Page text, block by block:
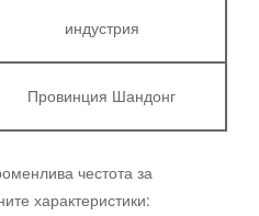
индустрия
Провинция Шандонг
честота за
характеристики: